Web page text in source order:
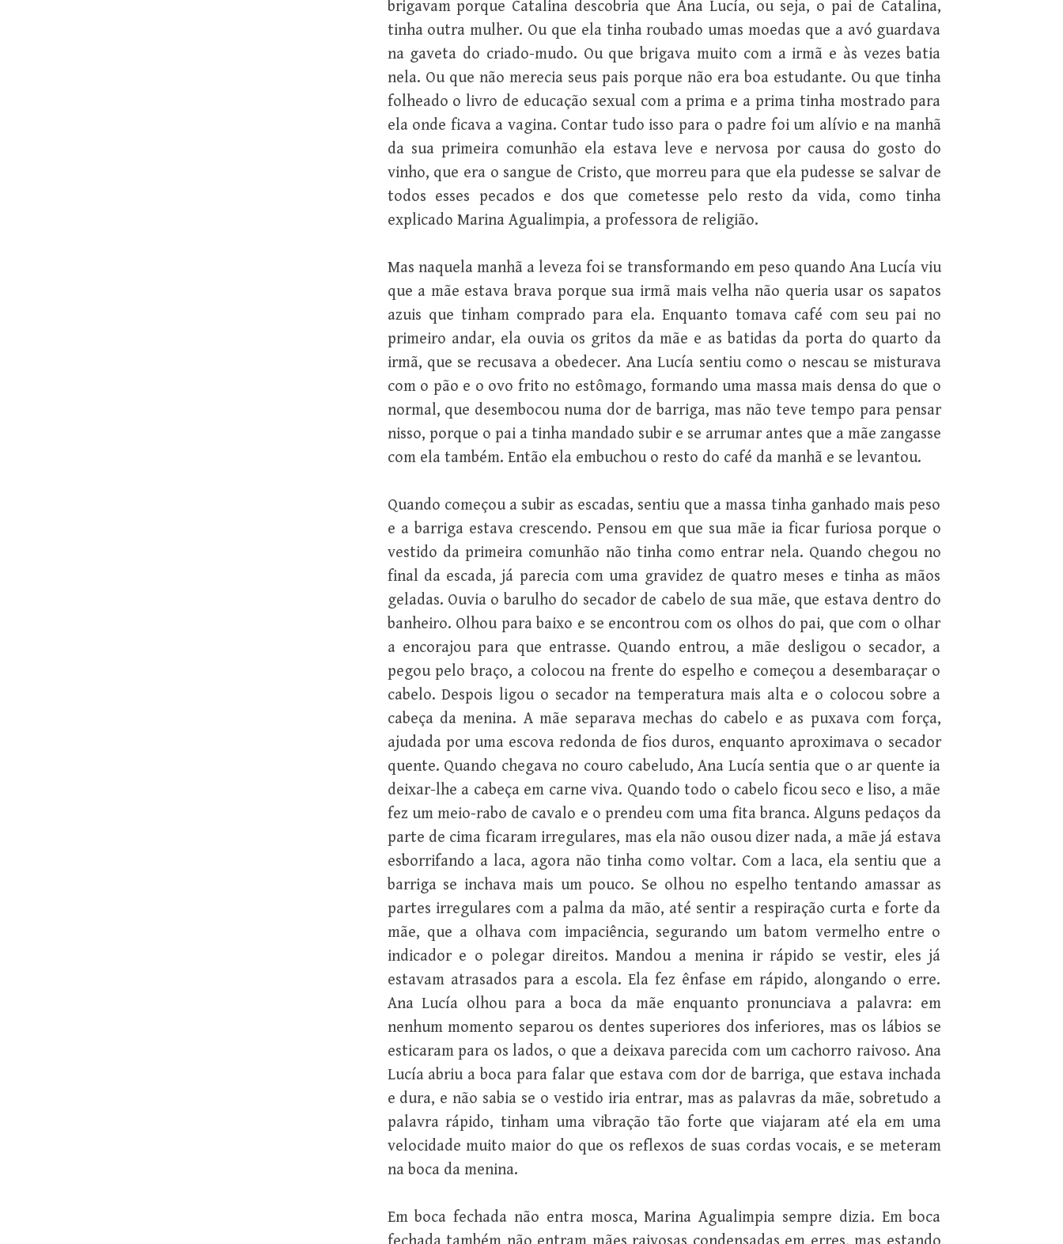
brigavam porque Catalina descobria que Ana Lucía, ou seja, o pai de Catalina,
tinha outra mulher. Ou que ela tinha roubado umas moedas que a avó guardava
na gaveta do criado-mudo. Ou que brigava muito com a irmã e às vezes batia
nela. Ou que não merecia seus pais porque não era boa estudante. Ou que tinha
folheado o livro de educação sexual com a prima e a prima tinha mostrado para
ela onde ficava a vagina. Contar tudo isso para o padre foi um alívio e na manhã
da sua primeira comunhão ela estava leve e nervosa por causa do gosto do
vinho, que era o sangue de Cristo, que morreu para que ela pudesse se salvar de
todos esses pecados e dos que cometesse pelo resto da vida, como tinha
explicado Marina Agualimpia, a professora de religião.
Mas naquela manhã a leveza foi se transformando em peso quando Ana Lucía viu
que a mãe estava brava porque sua irmã mais velha não queria usar os sapatos
azuis que tinham comprado para ela. Enquanto tomava café com seu pai no
primeiro andar, ela ouvia os gritos da mãe e as batidas da porta do quarto da
irmã, que se recusava a obedecer. Ana Lucía sentiu como o nescau se misturava
com o pão e o ovo frito no estômago, formando uma massa mais densa do que o
normal, que desembocou numa dor de barriga, mas não teve tempo para pensar
nisso, porque o pai a tinha mandado subir e se arrumar antes que a mãe zangasse
com ela também. Então ela embuchou o resto do café da manhã e se levantou.
Quando começou a subir as escadas, sentiu que a massa tinha ganhado mais peso
e a barriga estava crescendo. Pensou em que sua mãe ia ficar furiosa porque o
vestido da primeira comunhão não tinha como entrar nela. Quando chegou no
final da escada, já parecia com uma gravidez de quatro meses e tinha as mãos
geladas. Ouvia o barulho do secador de cabelo de sua mãe, que estava dentro do
banheiro. Olhou para baixo e se encontrou com os olhos do pai, que com o olhar
a encorajou para que entrasse. Quando entrou, a mãe desligou o secador, a
pegou pelo braço, a colocou na frente do espelho e começou a desembaraçar o
cabelo. Despois ligou o secador na temperatura mais alta e o colocou sobre a
cabeça da menina. A mãe separava mechas do cabelo e as puxava com força,
ajudada por uma escova redonda de fios duros, enquanto aproximava o secador
quente. Quando chegava no couro cabeludo, Ana Lucía sentia que o ar quente ia
deixar-lhe a cabeça em carne viva. Quando todo o cabelo ficou seco e liso, a mãe
fez um meio-rabo de cavalo e o prendeu com uma fita branca. Alguns pedaços da
parte de cima ficaram irregulares, mas ela não ousou dizer nada, a mãe já estava
esborrifando a laca, agora não tinha como voltar. Com a laca, ela sentiu que a
barriga se inchava mais um pouco. Se olhou no espelho tentando amassar as
partes irregulares com a palma da mão, até sentir a respiração curta e forte da
mãe, que a olhava com impaciência, segurando um batom vermelho entre o
indicador e o polegar direitos. Mandou a menina ir rápido se vestir, eles já
estavam atrasados para a escola. Ela fez ênfase em rápido, alongando o erre.
Ana Lucía olhou para a boca da mãe enquanto pronunciava a palavra: em
nenhum momento separou os dentes superiores dos inferiores, mas os lábios se
esticaram para os lados, o que a deixava parecida com um cachorro raivoso. Ana
Lucía abriu a boca para falar que estava com dor de barriga, que estava inchada
e dura, e não sabia se o vestido iria entrar, mas as palavras da mãe, sobretudo a
palavra rápido, tinham uma vibração tão forte que viajaram até ela em uma
velocidade muito maior do que os reflexos de suas cordas vocais, e se meteram
na boca da menina.
Em boca fechada não entra mosca, Marina Agualimpia sempre dizia. Em boca